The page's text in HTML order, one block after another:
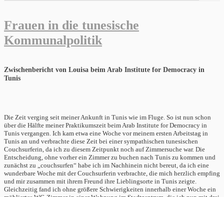
Frauen in die tunesische
Kommunalpolitik
Zwischenbericht von Louisa beim Arab Institute for Democracy in
Tunis
Die Zeit verging seit meiner Ankunft in Tunis wie im Fluge. So ist nun schon
über die Hälfte meiner Praktikumszeit beim Arab Institute for Democracy in
Tunis vergangen. Ich kam etwa eine Woche vor meinem ersten Arbeitstag in
Tunis an und verbrachte diese Zeit bei einer sympathischen tunesischen
Couchsurferin, da ich zu diesem Zeitpunkt noch auf Zimmersuche war. Die
Entscheidung, ohne vorher ein Zimmer zu buchen nach Tunis zu kommen und
zunächst zu „couchsurfen“ habe ich im Nachhinein nicht bereut, da ich eine
wunderbare Woche mit der Couchsurferin verbrachte, die mich herzlich empfing
und mir zusammen mit ihrem Freund ihre Lieblingsorte in Tunis zeigte.
Gleichzeitig fand ich ohne größere Schwierigkeiten innerhalb einer Woche ein